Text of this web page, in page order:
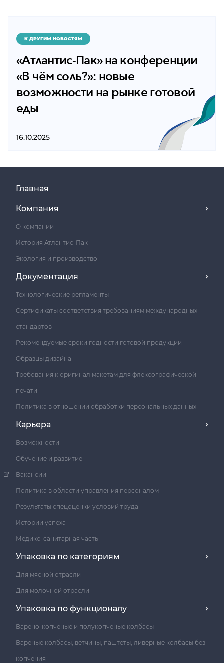
К ДРУГИМ НОВОСТЯМ
«Атлантис-Пак» на конференции
«В чём соль?»: новые
возможности на рынке готовой
еды
16.10.2025
Главная
Компания
О компании
История Атлантис-Пак
Экология и производство
Документация
Технологические регламенты
Сертификаты соответствия требованиям международных
стандартов
Рекомендуемые сроки годности готовой продукции
Образцы дизайна
Требования к оригинал макетам для флексографической
печати
Политика в отношении обработки персональных данных
Карьера
Возможности
Обучение и развитие
Вакансии
Политика в области управления персоналом
Результаты спецоценки условий труда
Истории успеха
Медико-санитарная часть
Упаковка по категориям
Для мясной отрасли
Для молочной отрасли
Упаковка по функционалу
Варено-копченые и полукопченые колбасы
Вареные колбасы, ветчины, паштеты, ливерные колбасы без
копчения